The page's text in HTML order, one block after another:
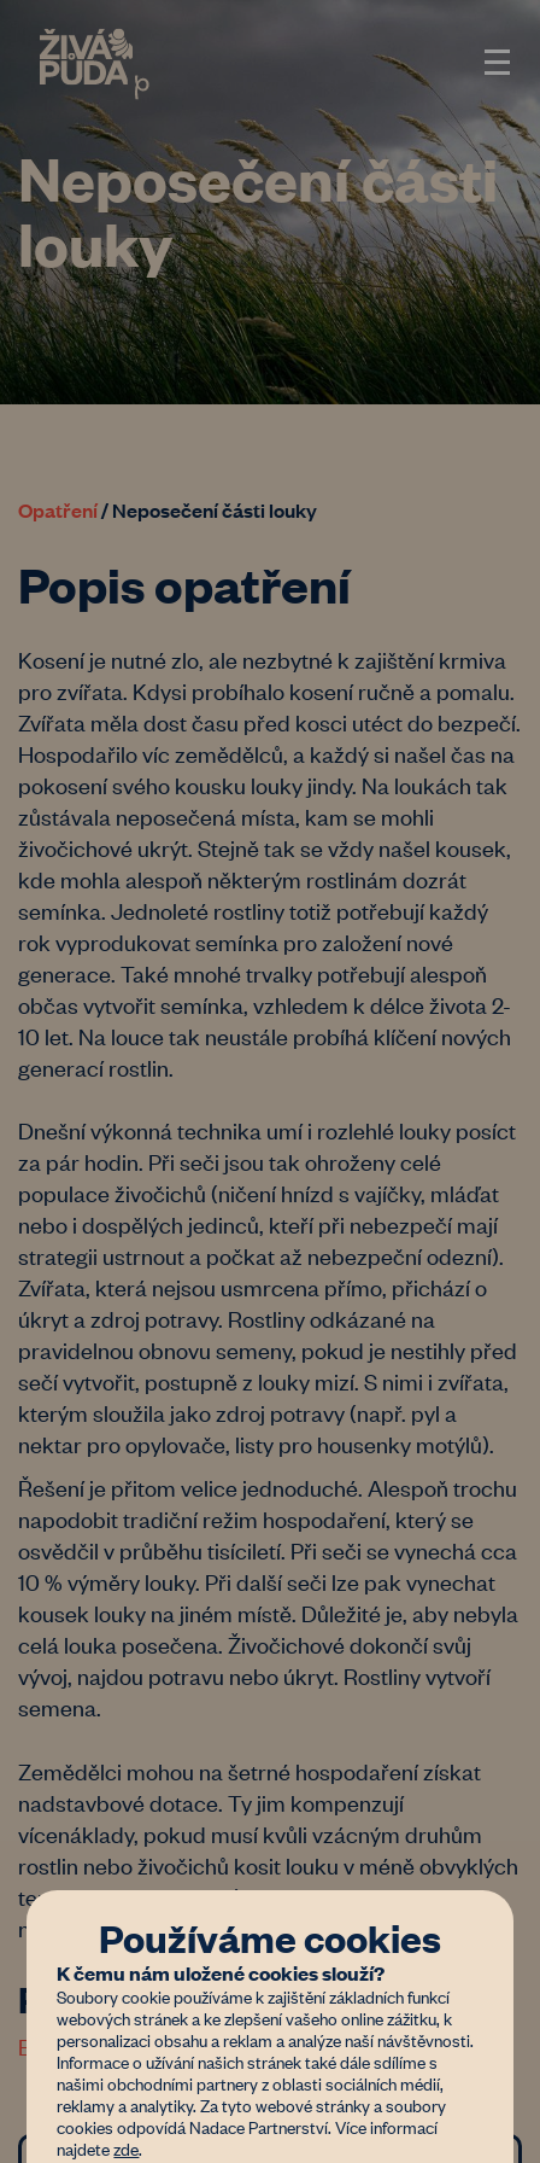
Neposečení části
louky
Opatření/Neposečení části louky
Popis opatření
Kosení je nutné zlo, ale nezbytné k zajištění krmiva
pro zvířata. Kdysi probíhalo kosení ručně a pomalu.
Zvířata měla dost času před kosci utéct do bezpečí.
Hospodařilo víc zemědělců, a každý si našel čas na
pokosení svého kousku louky jindy. Na loukách tak
zůstávala neposečená místa, kam se mohli
živočichové ukrýt. Stejně tak se vždy našel kousek,
kde mohla alespoň některým rostlinám dozrát
semínka. Jednoleté rostliny totiž potřebují každý
rok vyprodukovat semínka pro založení nové
generace. Také mnohé trvalky potřebují alespoň
občas vytvořit semínka, vzhledem k délce života 2-
10 let. Na louce tak neustále probíhá klíčení nových
generací rostlin.
Dnešní výkonná technika umí i rozlehlé louky posíct
za pár hodin. Při seči jsou tak ohroženy celé
populace živočichů (ničení hnízd s vajíčky, mláďat
nebo i dospělých jedinců, kteří při nebezpečí mají
strategii ustrnout a počkat až nebezpeční odezní).
Zvířata, která nejsou usmrcena přímo, přichází o
úkryt a zdroj potravy. Rostliny odkázané na
pravidelnou obnovu semeny, pokud je nestihly před
sečí vytvořit, postupně z louky mizí. S nimi i zvířata,
kterým sloužila jako zdroj potravy (např. pyl a
nektar pro opylovače, listy pro housenky motýlů).
Řešení je přitom velice jednoduché. Alespoň trochu
napodobit tradiční režim hospodaření, který se
osvědčil v průběhu tisíciletí. Při seči se vynechá cca
10 % výměry louky. Při další seči lze pak vynechat
kousek louky na jiném místě. Důležité je, aby nebyla
celá louka posečena. Živočichové dokončí svůj
vývoj, najdou potravu nebo úkryt. Rostliny vytvoří
semena.
Zemědělci mohou na šetrné hospodaření získat
nadstavbové dotace. Ty jim kompenzují
vícenáklady, pokud musí kvůli vzácným druhům
rostlin nebo živočichů kosit louku v méně obvyklých
termínech, a ušlý zisk (ztráta píce nebo sena z
neposečené části).
Reference
Brožura Ošetřování travních porostů
Používáme cookies
K čemu nám uložené cookies slouží?
Soubory cookie používáme k zajištění základních funkcí
webových stránek a ke zlepšení vašeho online zážitku, k
personalizaci obsahu a reklam a analýze naší návštěvnosti.
Informace o užívání našich stránek také dále sdílíme s
našimi obchodními partnery z oblasti sociálních médií,
reklamy a analytiky. Za tyto webové stránky a soubory
cookies odpovídá Nadace Partnerství. Více informací
najdetezde.